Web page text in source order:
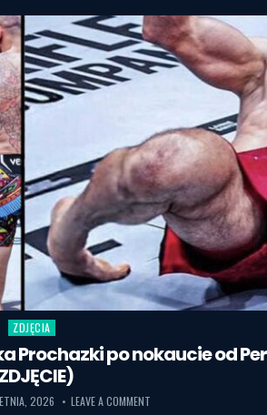
Posted in
ZDJĘCIA
Prochazki po nokaucie od
2026 LEAVE A COMMENT